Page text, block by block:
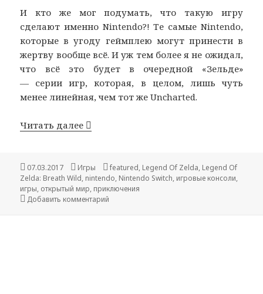
И кто же мог подумать, что такую игру
сделают именно Nintendo?! Те самые Nintendo,
которые в угоду геймплею могут принести в
жертву вообще всё. И уж тем более я не ожидал,
что всё это будет в очередной «Зельде»
— серии игр, которая, в целом, лишь чуть
менее линейная, чем тот же Uncharted.
Читать далее Legend Of Zelda: Breath Of The Wild —
Опубликовано
07.03.2017 Рубрики
Игры Метки
featured, Legend Of Zelda, Legend Of
Zelda: Breath Wild, nintendo, Nintendo Switch, игровые консоли,
игры, открытый мир, приключения
Добавить комментарий